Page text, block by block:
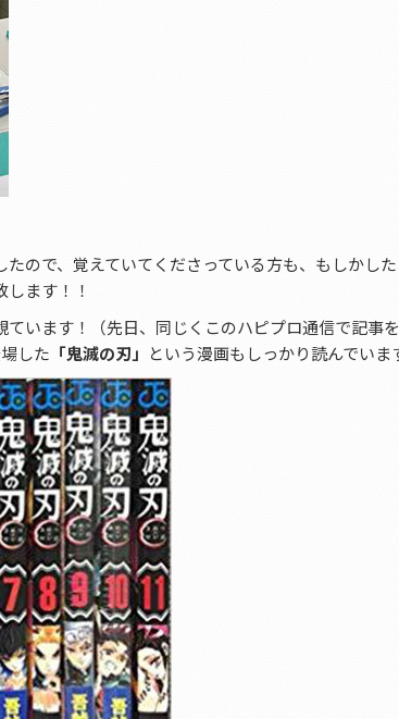
ので、覚えていてくださっている方も、もしかし
ます！！
います！（先日、同じくこのハピプロ通信で記事
した 「鬼滅の刃」 という漫画もしっかり読んでいま